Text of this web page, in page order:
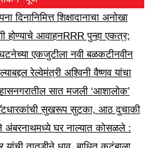
दिनानिमित्त शिक्षादानाचा अनोखा
होण्याचे आवाहनRRR पुन्हा एकत्र;
एकजुटीला नवी बळकटीनवीन
रेल्वेमंत्री अश्विनी वैष्णव यांचा
सात मजली ‘आशालोक’
सुखरूप सुटका, आठ दुचाकी
अंबरनाथमध्ये घर नाल्यात कोसळले :